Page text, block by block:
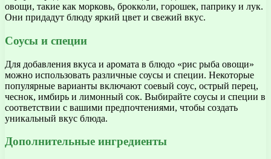
овощи, такие как морковь, брокколи, горошек, паприку и лук.
Они придадут блюду яркий цвет и свежий вкус.
Соусы и специи
Для добавления вкуса и аромата в блюдо «рис рыба овощи»
можно использовать различные соусы и специи. Некоторые
популярные варианты включают соевый соус, острый перец,
чеснок, имбирь и лимонный сок. Выбирайте соусы и специи в
соответствии с вашими предпочтениями, чтобы создать
уникальный вкус блюда.
Дополнительные ингредиенты